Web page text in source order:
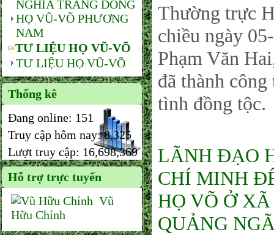
NGHĨA TRANG DÒNG
HỌ VŨ-VÕ PHƯƠNG
NAM
TƯ LIỆU HỌ VŨ-VÕ
TƯ LIỆU HỌ VŨ-VÕ
Thống kê
Đang online: 151
Truy cập hôm nay:8,325
Lượt truy cập: 16,698,369
Hỗ trợ trực tuyến
Vũ
Hữu Chính
Thường trực
chiều ngày
Phạm Văn
đã thành
tình đồng tộc.
LÃNH ĐẠO
CHÍ MINH
HỌ VÕ Ở
QUẢNG